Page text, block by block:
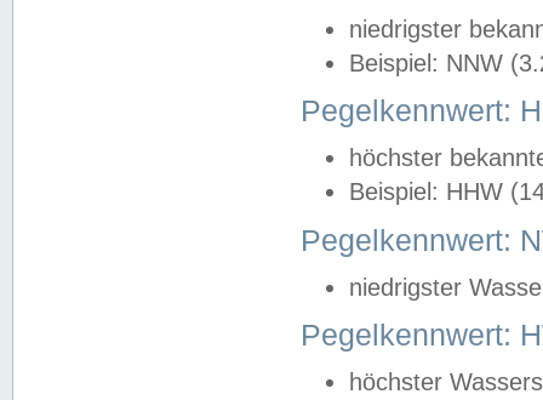
niedrigster
Beispiel: NNW
Pegelkennwert:
höchster
Beispiel: HHW
Pegelkennwert:
niedrigster
Pegelkennwert:
höchster